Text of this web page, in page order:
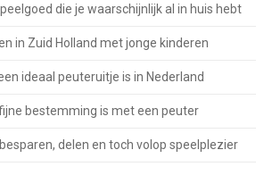
die je waarschijnlijk al in huis hebt
in Zuid Holland met jonge kinderen
ideaal peuteruitje is in Nederland
bestemming is met een peuter
delen en toch volop speelplezier